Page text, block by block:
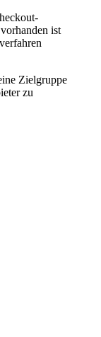
ist
Zielgruppe
zu